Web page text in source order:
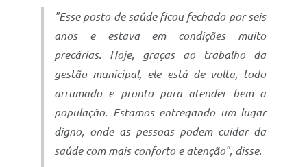
"Esse posto de saúde ficou fechado por seis
anos e estava em condições muito
precárias. Hoje, graças ao trabalho da
gestão municipal, ele está de volta, todo
arrumado e pronto para atender bem a
população. Estamos entregando um lugar
digno, onde as pessoas podem cuidar da
saúde com mais conforto e atenção", disse.